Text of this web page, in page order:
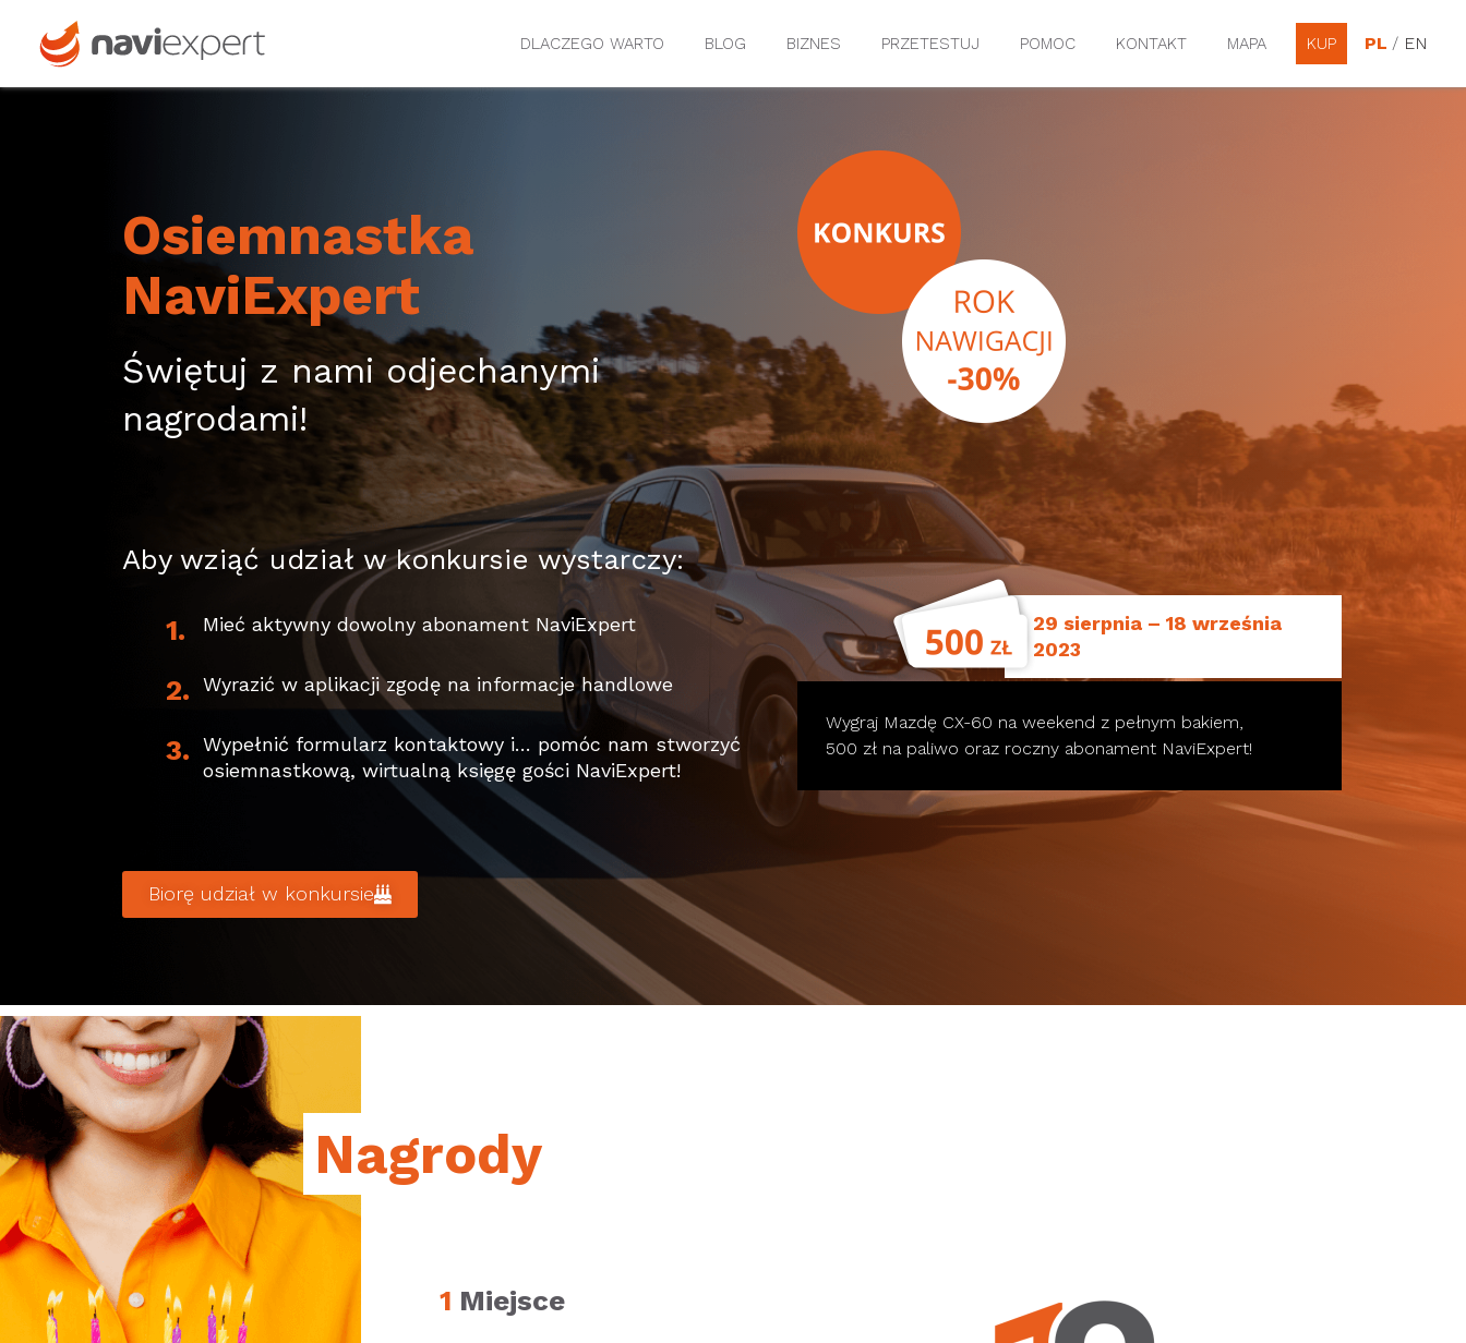
PL / EN
DLACZEGO WARTO BLOG BIZNES PRZETESTUJ POMOC KONTAKT MAPA KUP
18 urodziny NaviExpert
Osiemnastka
NaviExpert
Świętuj z nami odjechanymi
nagrodami!
Aby wziąć udział w konkursie wystarczy:
1. Mieć aktywny dowolny abonament NaviExpert
2. Wyrazić w aplikacji zgodę na informacje handlowe
3. Wypełnić formularz kontaktowy i… pomóc nam stworzyć
osiemnastkową, wirtualną księgę gości NaviExpert!
Biorę udział w konkursie
29 sierpnia – 18 września
2023
Wygraj Mazdę CX-60 na weekend z pełnym bakiem,
500 zł na paliwo oraz roczny abonament NaviExpert!
Nagrody
1 Miejsce